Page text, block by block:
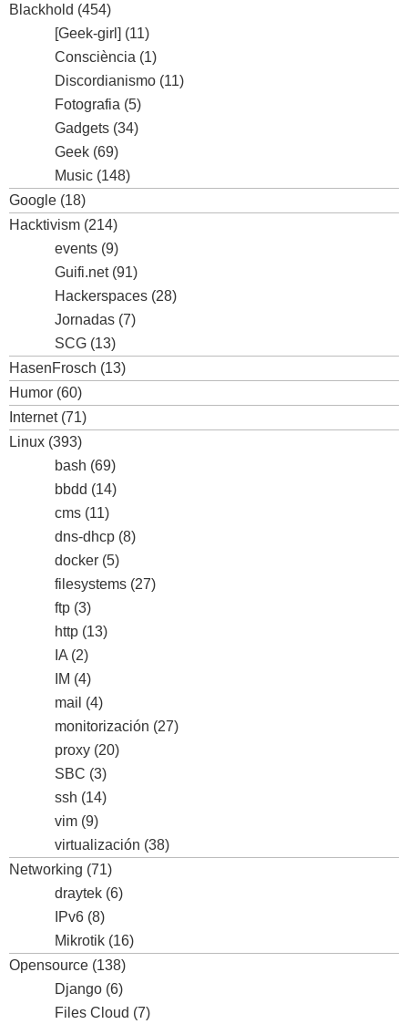
Blackhold (454)
[Geek-girl] (11)
Consciència (1)
Discordianismo (11)
Fotografia (5)
Gadgets (34)
Geek (69)
Music (148)
Google (18)
Hacktivism (214)
events (9)
Guifi.net(91)
Hackerspaces (28)
Jornadas (7)
SCG (13)
HasenFrosch (13)
Humor (60)
Internet(71)
Linux (393)
bash (69)
bbdd (14)
cms (11)
dns-dhcp (8)
docker (5)
filesystems (27)
ftp (3)
http (13)
IA (2)
IM (4)
mail (4)
monitorización (27)
proxy (20)
SBC (3)
ssh (14)
vim (9)
virtualización (38)
Networking (71)
draytek (6)
IPv6 (8)
Mikrotik (16)
Opensource (138)
Django (6)
Files Cloud (7)